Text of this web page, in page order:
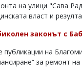
на улици "Сава
власт и
законът с
на
за ремонт